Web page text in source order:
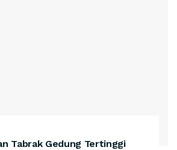
Tabrak Gedung Tertinggi